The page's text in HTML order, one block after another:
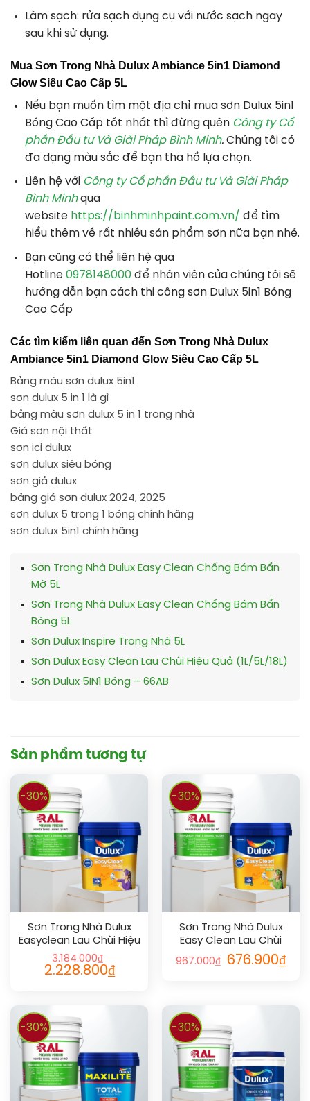
Làm sạch: rửa sạch dụng cụ với nước sạch ngay
sau khi sử dụng.
Mua Sơn Trong Nhà Dulux Ambiance 5in1 Diamond
Glow Siêu Cao Cấp 5L
Nếu bạn muốn tìm một địa chỉ mua sơn Dulux 5in1
Bóng Cao Cấp tốt nhất thì đừng quên Công ty Cổ
phần Đầu tư Và Giải Pháp Bình Minh.Chúng tôi có
đa dạng màu sắc để bạn tha hồ lựa chọn.
Liên hệ với Công ty Cổ phần Đầu tư Và Giải Pháp
Bình Minhqua
website https://binhminhpaint.com.vn/ để tìm
hiểu thêm về rất nhiều sản phẩm sơn nữa bạn nhé.
Bạn cũng có thể liên hệ qua
Hotline 0978148000để nhân viên của chúng tôi sẽ
hướng dẫn bạn cách thi công sơn Dulux 5in1 Bóng
Cao Cấp
Các tìm kiếm liên quan đến Sơn Trong Nhà Dulux
Ambiance 5in1 Diamond Glow Siêu Cao Cấp 5L
Bảng màu sơn dulux 5in1
sơn dulux 5 in 1 là gì
bảng màu sơn dulux 5 in 1 trong nhà
Giá sơn nội thất
sơn ici dulux
sơn dulux siêu bóng
sơn giả dulux
bảng giá sơn dulux 2024, 2025
sơn dulux 5 trong 1 bóng chính hãng
sơn dulux 5in1 chính hãng
Sơn Trong Nhà Dulux Easy Clean Chống Bám Bẩn
Mờ 5L
Sơn Trong Nhà Dulux Easy Clean Chống Bám Bẩn
Bóng 5L
Sơn Dulux Inspire Trong Nhà 5L
Sơn Dulux Easy Clean Lau Chùi Hiệu Quả (1L/5L/18L)
Sơn Dulux 5IN1 Bóng – 66AB
Sản phẩm tương tự
-30%
Sơn Trong Nhà Dulux
Easyclean Lau Chùi Hiệu
Quả Bóng 18L
3.184.000₫
2.228.800₫
-30%
Sơn Trong Nhà Dulux
Easy Clean Lau Chùi
Vượt Bậc 5L
967.000₫ 676.900₫
-30% -30%